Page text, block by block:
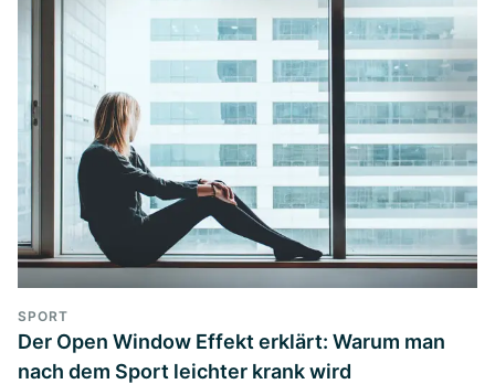
SPORT
Der Open Window Effekt erklärt: Warum man
nach dem Sport leichter krank wird